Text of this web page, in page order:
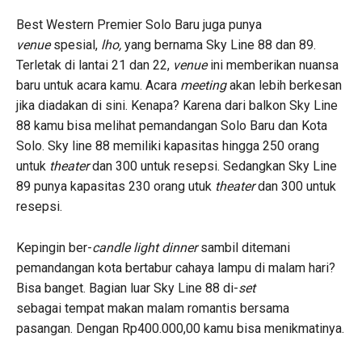
Best Western Premier Solo Baru juga punya
venuespesial, lho, yang bernama Sky Line 88 dan 89.
Terletak di lantai 21 dan 22, venueini memberikan nuansa
baru untuk acara kamu. Acara meetingakan lebih berkesan
jika diadakan di sini. Kenapa? Karena dari balkon Sky Line
88 kamu bisa melihat pemandangan Solo Baru dan Kota
Solo. Sky line 88 memiliki kapasitas hingga 250 orang
untuk theaterdan 300 untuk resepsi. Sedangkan Sky Line
89 punya kapasitas 230 orang utuk theaterdan 300 untuk
resepsi.
Kepingin ber-candle light dinnersambil ditemani
pemandangan kota bertabur cahaya lampu di malam hari?
Bisa banget. Bagian luar Sky Line 88 di-set
sebagai tempat makan malam romantis bersama
pasangan. Dengan Rp400.000,00 kamu bisa menikmatinya.